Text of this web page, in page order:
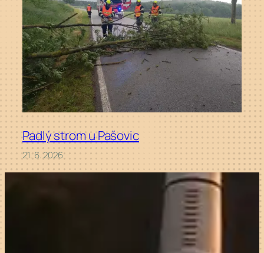
Padlý strom u Pašovic
21. 6. 2026